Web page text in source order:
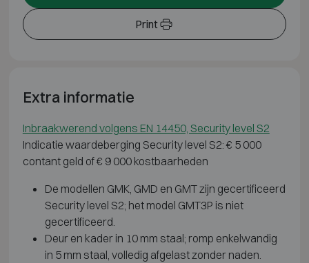
Print
Extra informatie
Inbraakwerend volgens EN 14450, Security level S2
Indicatie waardeberging Security level S2: € 5 000
contant geld of € 9 000 kostbaarheden
De modellen GMK, GMD en GMT zijn gecertificeerd
Security level S2; het model GMT3P is niet
gecertificeerd.
Deur en kader in 10 mm staal; romp enkelwandig
in 5 mm staal, volledig afgelast zonder naden.